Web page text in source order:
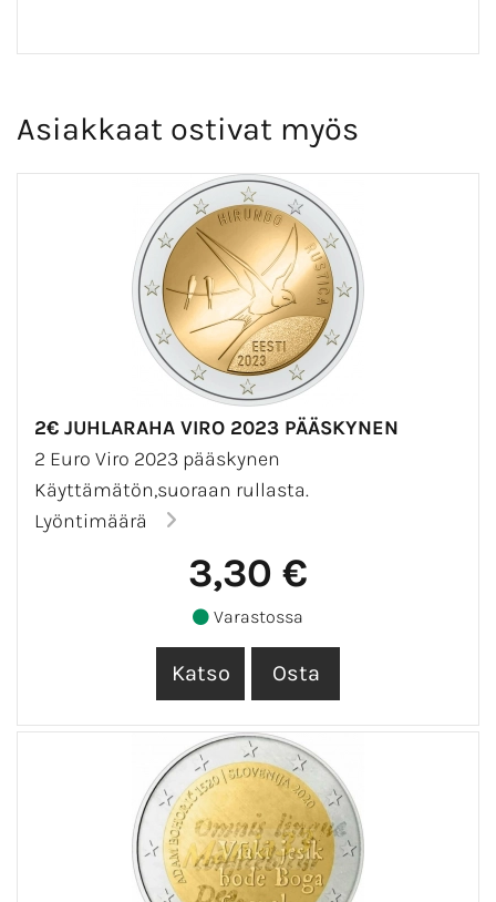
Asiakkaat ostivat myös
2€ JUHLARAHA VIRO 2023 PÄÄSKYNEN
2 Euro Viro 2023 pääskynen
Käyttämätön,suoraan rullasta.
Lyöntimäärä
3,30 €
Varastossa